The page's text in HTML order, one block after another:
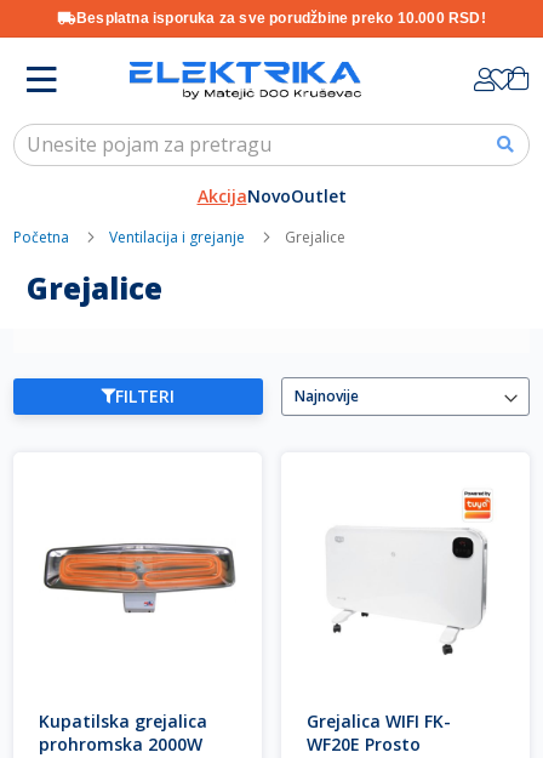
Besplatna isporuka za sve porudžbine preko 10.000 RSD!
Content
AkcijaNovoOutlet
Početna Ventilacija i grejanje Grejalice
Grejalice
FILTERI
Kupatilska grejalica
prohromska 2000W
Grejalica WIFI FK-
WF20E Prosto